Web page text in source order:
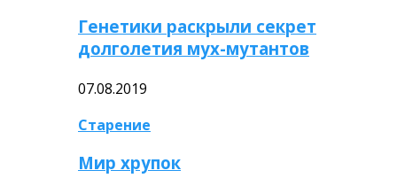
Генетики раскрыли секрет
долголетия мух-мутантов
07.08.2019
Старение
Мир хрупок